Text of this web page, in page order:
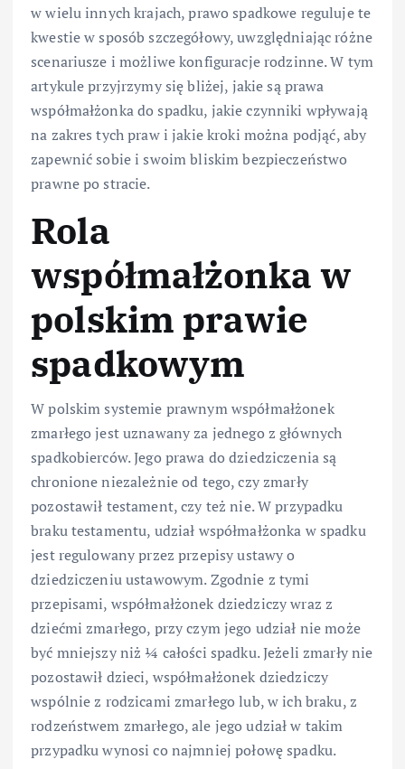
w wielu innych krajach, prawo spadkowe reguluje te
kwestie w sposób szczegółowy, uwzględniając różne
scenariusze i możliwe konfiguracje rodzinne. W tym
artykule przyjrzymy się bliżej, jakie są prawa
współmałżonka do spadku, jakie czynniki wpływają
na zakres tych praw i jakie kroki można podjąć, aby
zapewnić sobie i swoim bliskim bezpieczeństwo
prawne po stracie.
Rola
współmałżonka w
polskim prawie
spadkowym
W polskim systemie prawnym współmałżonek
zmarłego jest uznawany za jednego z głównych
spadkobierców. Jego prawa do dziedziczenia są
chronione niezależnie od tego, czy zmarły
pozostawił testament, czy też nie. W przypadku
braku testamentu, udział współmałżonka w spadku
jest regulowany przez przepisy ustawy o
dziedziczeniu ustawowym. Zgodnie z tymi
przepisami, współmałżonek dziedziczy wraz z
dziećmi zmarłego, przy czym jego udział nie może
być mniejszy niż ¼ całości spadku. Jeżeli zmarły nie
pozostawił dzieci, współmałżonek dziedziczy
wspólnie z rodzicami zmarłego lub, w ich braku, z
rodzeństwem zmarłego, ale jego udział w takim
przypadku wynosi co najmniej połowę spadku.